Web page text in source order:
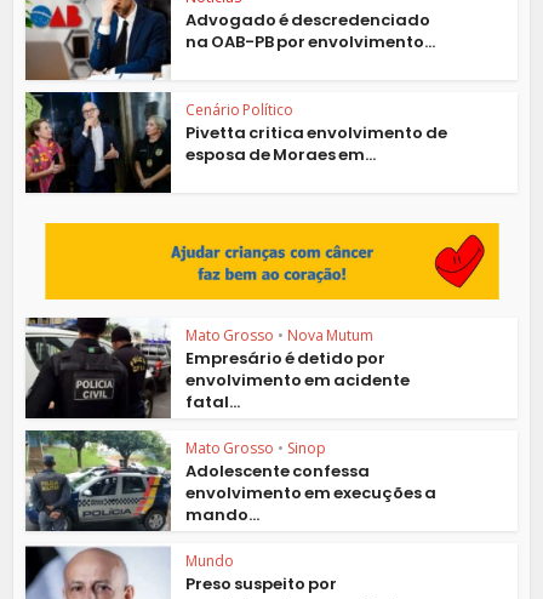
Advogado é descredenciado
na OAB-PB por envolvimento...
Cenário Político
Pivetta critica envolvimento de
esposa de Moraes em...
Mato Grosso • Nova Mutum
Empresário é detido por
envolvimento em acidente
fatal...
Mato Grosso • Sinop
Adolescente confessa
envolvimento em execuções a
mando...
Mundo
Preso suspeito por